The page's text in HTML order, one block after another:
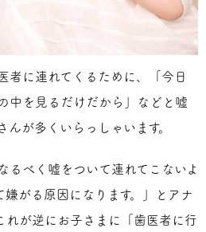
者に連れてくるために、「今日
中を見るだけだから」などと嘘
んが多くいらっしゃいます。
るべく嘘をついて連れてこないよ
嫌がる原因になります。」とアナ
れが逆にお子さまに「歯医者に行